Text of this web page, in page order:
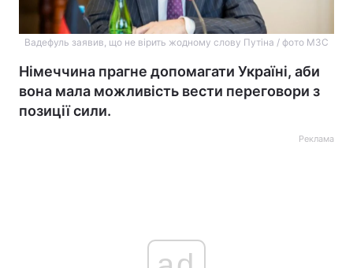
Вадефуль заявив, що не вірить жодному слову Путіна / фото МЗС
Німеччина прагне допомагати Україні, аби
вона мала можливість вести переговори з
позиції сили.
Реклама